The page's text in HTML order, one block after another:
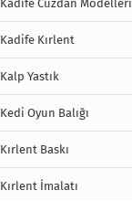
Kadife Cüzdan Modelleri
Kadife Kırlent
Kalp Yastık
Kedi Oyun Balığı
Kırlent Baskı
Kırlent İmalatı